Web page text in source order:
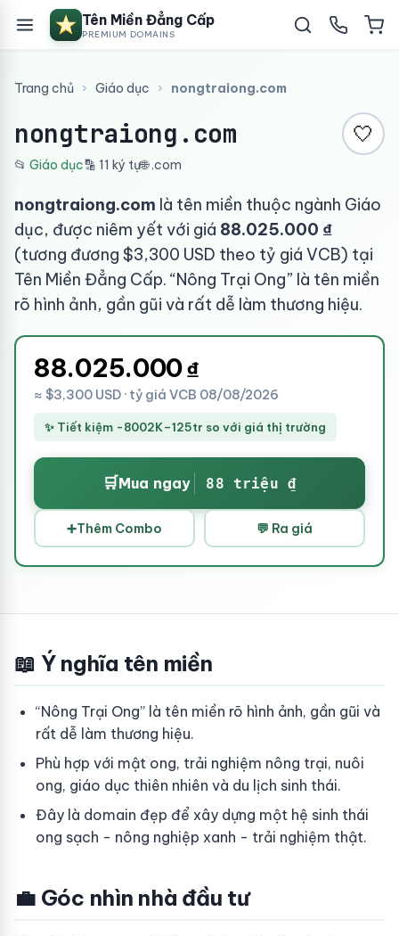
Tên Miền Đẳng Cấp
PREMIUM DOMAINS
Trang chủ › Giáo dục › nongtraiong.com
nongtraiong.com 🤍
📂 Giáo dục🔡 11 ký tự🌐 .com
nongtraiong.com là tên miền thuộc ngành Giáo
dục, được niêm yết với giá 88.025.000 ₫
(tương đương $3,300 USD theo tỷ giá VCB) tại
Tên Miền Đẳng Cấp. “Nông Trại Ong” là tên miền
rõ hình ảnh, gần gũi và rất dễ làm thương hiệu.
88.025.000₫
≈ $3,300 USD · tỷ giá VCB 08/08/2026
✨ Tiết kiệm -8002K–125tr so với giá thị trường
🛒Mua ngay 88 triệu ₫
➕Thêm Combo 💬 Ra giá
📖 Ý nghĩa tên miền
“Nông Trại Ong” là tên miền rõ hình ảnh, gần gũi và
rất dễ làm thương hiệu.
Phù hợp với mật ong, trải nghiệm nông trại, nuôi
ong, giáo dục thiên nhiên và du lịch sinh thái.
Đây là domain đẹp để xây dựng một hệ sinh thái
ong sạch - nông nghiệp xanh - trải nghiệm thật.
💼 Góc nhìn nhà đầu tư